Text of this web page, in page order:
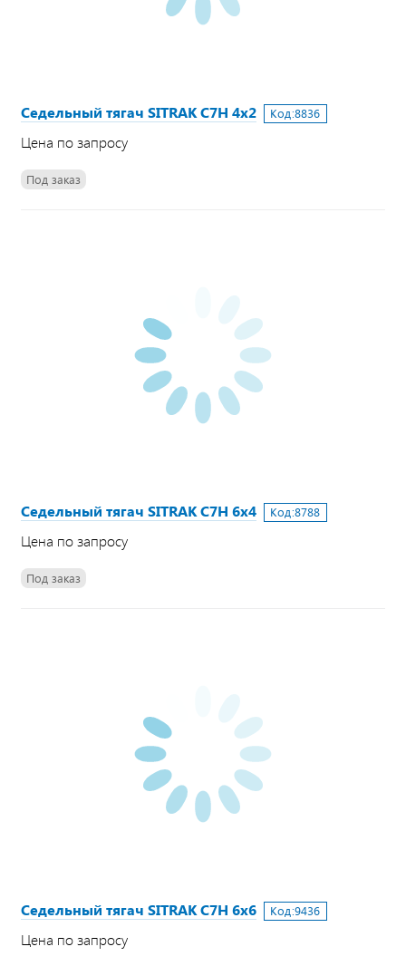
Седельный тягач SITRAK C7H 4х2 Код:8836
Цена по запросу
Под заказ
Седельный тягач SITRAK C7H 6х4 Код:8788
Цена по запросу
Под заказ
Седельный тягач SITRAK C7H 6х6 Код:9436
Цена по запросу